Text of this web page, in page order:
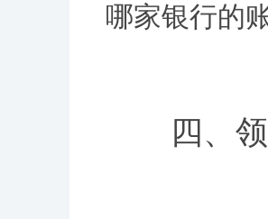
哪家银行的
四、领